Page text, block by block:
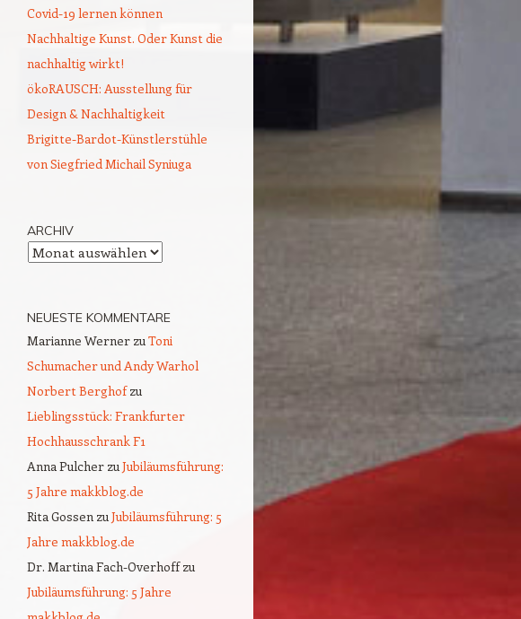
Covid-19 lernen können
Nachhaltige Kunst. Oder Kunst die
nachhaltig wirkt!
ökoRAUSCH: Ausstellung für
Design & Nachhaltigkeit
Brigitte-Bardot-Künstlerstühle
von Siegfried Michail Syniuga
ARCHIV
Archiv
NEUESTE KOMMENTARE
Marianne Werner zuToni
Schumacher und Andy Warhol
Norbert Berghofzu
Lieblingsstück: Frankfurter
Hochhausschrank F1
Anna Pulcher zuJubiläumsführung:
5 Jahre makkblog.de
Rita Gossen zuJubiläumsführung: 5
Jahre makkblog.de
Dr. Martina Fach-Overhoffzu
Jubiläumsführung: 5 Jahre